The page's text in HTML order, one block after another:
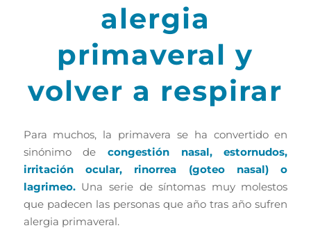
alergia
primaveral y
volver a respirar
Para muchos, la primavera se ha convertido en
sinónimo de congestión nasal, estornudos,
irritación ocular, rinorrea (goteo nasal) o
lagrimeo. Una serie de síntomas muy molestos
que padecen las personas que año tras año sufren
alergia primaveral.